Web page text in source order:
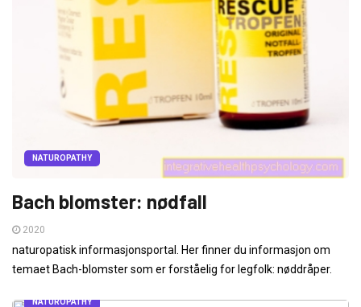
NATUROPATHY
Bach blomster: nødfall
2020
naturopatisk informasjonsportal. Her finner du informasjon om
temaet Bach-blomster som er forståelig for legfolk: nøddråper.
NATUROPATHY